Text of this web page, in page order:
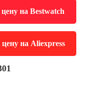
на Bestwatch
на Aliexpress